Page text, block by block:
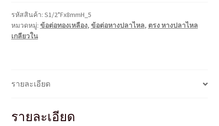
เกลียว
ใน
S1/2"Fx8mmH
รหัสสินค้า: S1/2"Fx8mmH_5
หมวดหมู่: ข้อต่อทองเหลือง, ข้อต่อหางปลาไหล, ตรง หางปลาไหล
เกลียวใน
รายละเอียด
รายละเอียด